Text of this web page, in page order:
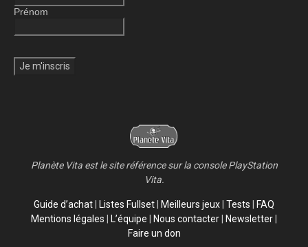
Prénom
Planète Vita est le site référence sur la console PlayStation
Vita.
Guide d’achat| Listes Fullset| Meilleurs jeux| Tests | FAQ
Mentions légales | L’équipe | Nous contacter| Newsletter|
Faire un don